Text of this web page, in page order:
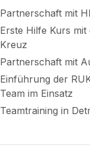
Partnerschaft mit
Erste Hilfe Kurs
Kreuz
Partnerschaft mit
Einführung der
Team im Einsatz
Teamtraining in